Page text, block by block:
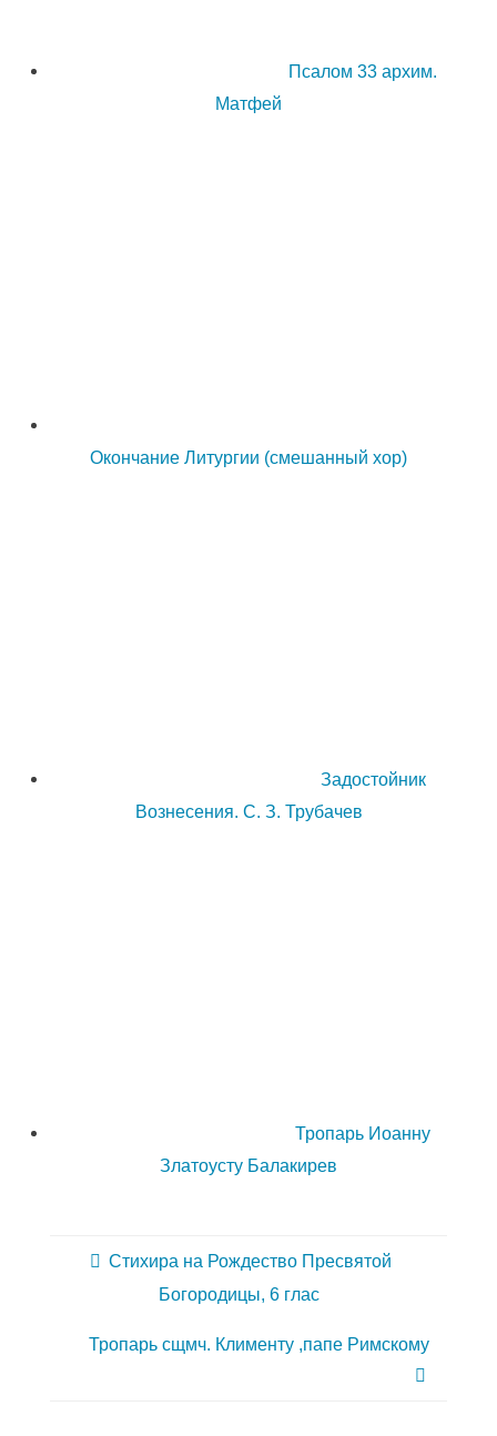
Псалом 33 архим.
Матфей
Окончание Литургии (смешанный хор)
Задостойник
Вознесения. С. З. Трубачев
Тропарь Иоанну
Златоусту Балакирев
Стихира на Рождество Пресвятой
Богородицы, 6 глас
Тропарь сщмч. Клименту ,папе Римскому